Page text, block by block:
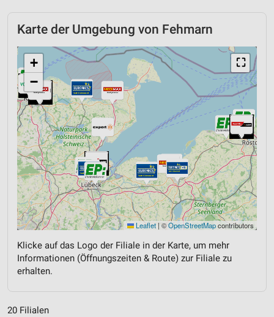
Karte der Umgebung von Fehmarn
⛶
+
−
Leaflet | ©OpenStreetMapcontributors
Klicke auf das Logo der Filiale in der Karte, um mehr
Informationen (Öffnungszeiten & Route) zur Filiale zu
erhalten.
20 Filialen